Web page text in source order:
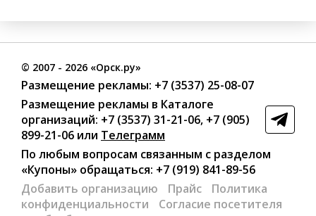
© 2007 - 2026 «Орск.ру»
Размещение рекламы: +7 (3537) 25-08-07
Размещение рекламы в Каталоге
организаций: +7 (3537) 31-21-06, +7 (905)
899-21-06 или Телеграмм
По любым вопросам связанным с разделом
«Купоны» обращаться: +7 (919) 841-89-56
Добавить организацию
Прайс
Политика
конфиденциальности
Согласие посетителя